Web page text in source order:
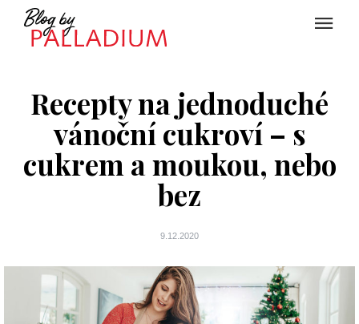
Recepty na jednoduché
vánoční cukroví – s
cukrem a moukou, nebo
bez
9.12.2020